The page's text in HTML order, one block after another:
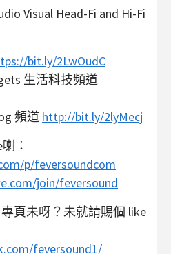
Visual Head-Fi and Hi-Fi
bit.ly/2LwOudC
生活科技頻道
頻道 http://bit.ly/2lyMecj
：
p/feversoundcom
join/feversound
專頁未呀？未就請賜個 like
feversound1/